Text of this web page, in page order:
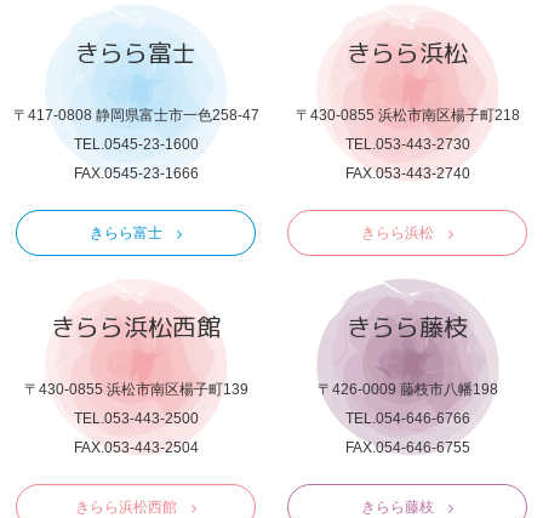
きらら富士
〒417-0808 静岡県富士市一色258-47
TEL.0545-23-1600
FAX.0545-23-1666
きらら富士
きらら浜松
〒430-0855 浜松市南区楊子町218
TEL.053-443-2730
FAX.053-443-2740
きらら浜松
きらら浜松西館
〒430-0855 浜松市南区楊子町139
TEL.053-443-2500
FAX.053-443-2504
きらら浜松西館
きらら藤枝
〒426-0009 藤枝市八幡198
TEL.054-646-6766
FAX.054-646-6755
きらら藤枝